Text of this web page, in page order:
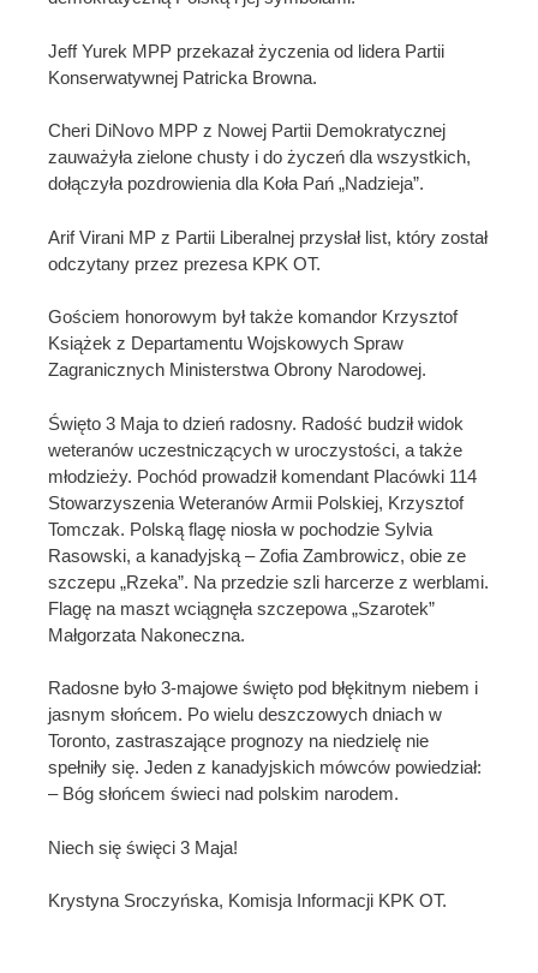
Jeff Yurek MPP przekazał życzenia od lidera Partii
Konserwatywnej Patricka Browna.
Cheri DiNovo MPP z Nowej Partii Demokratycznej
zauważyła zielone chusty i do życzeń dla wszystkich,
dołączyła pozdrowienia dla Koła Pań „Nadzieja”.
Arif Virani MP z Partii Liberalnej przysłał list, który został
odczytany przez prezesa KPK OT.
Gościem honorowym był także komandor Krzysztof
Książek z Departamentu Wojskowych Spraw
Zagranicznych Ministerstwa Obrony Narodowej.
Święto 3 Maja to dzień radosny. Radość budził widok
weteranów uczestniczących w uroczystości, a także
młodzieży. Pochód prowadził komendant Placówki 114
Stowarzyszenia Weteranów Armii Polskiej, Krzysztof
Tomczak. Polską flagę niosła w pochodzie Sylvia
Rasowski, a kanadyjską – Zofia Zambrowicz, obie ze
szczepu „Rzeka”. Na przedzie szli harcerze z werblami.
Flagę na maszt wciągnęła szczepowa „Szarotek”
Małgorzata Nakoneczna.
Radosne było 3-majowe święto pod błękitnym niebem i
jasnym słońcem. Po wielu deszczowych dniach w
Toronto, zastraszające prognozy na niedzielę nie
spełniły się. Jeden z kanadyjskich mówców powiedział:
– Bóg słońcem świeci nad polskim narodem.
Niech się święci 3 Maja!
Krystyna Sroczyńska, Komisja Informacji KPK OT.